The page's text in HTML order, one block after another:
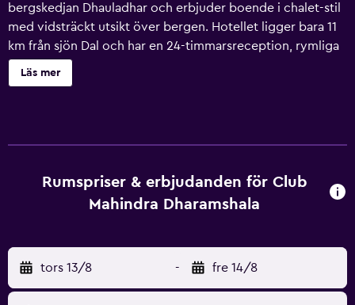
bergskedjan Dhauladhar och erbjuder boende i chalet-stil
med vidsträckt utsikt över bergen. Hotellet ligger bara 11
km från sjön Dal och har en 24-timmarsreception, rymliga
rum och 2 restauranger och barer. Club Mahindra ligger 5
km från Dharamshala City på Palampur Road och 15 km
TV, skrivbord och eget badrum med dusch. Te- och
kaffefaciliteter ingår också. De flesta rum har en
utflykter och dagsutflykter. Restaurangen och loungen
Dhauladhar serverar indiska och internationella rätter,
medan The Breeze erbjuder alkoholhaltiga drycker.
Läs mer
Rumspriser & erbjudanden för Club
Mahindra Dharamshala
tors 13/8 - fre 14/8